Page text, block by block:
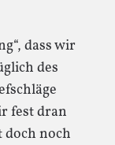
dass wir
des
fest dran
noch